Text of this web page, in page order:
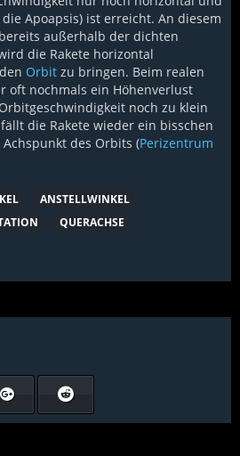
Apoapsis) ist erreicht. An diesem
außerhalb der dichten
die Rakete horizontal
Orbit zu bringen. Beim realen
oft nochmals ein Höhenverlust
noch zu klein
die Rakete wieder ein bisschen
des Orbits (Perizentrum
ANSTELLWINKEL
QUERACHSE